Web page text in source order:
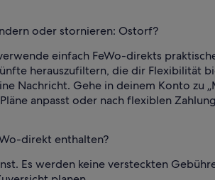
oder stornieren: Ostorf?
einfach FeWo-direkts
herauszufiltern, die dir Flexibilität
Nachricht. Gehe in deinem Konto zu
anpasst oder nach flexiblen
direkt enthalten?
Es werden keine versteckten